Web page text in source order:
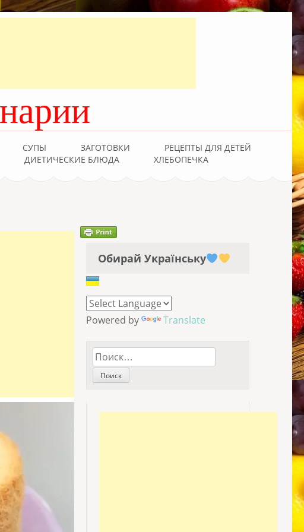
СУПЫ ЗАГОТОВКИ
РЕЦЕПТЫ ДЛЯ ДЕТЕЙ
ДИЕТИЧЕСКИЕ БЛЮДА ХЛЕБОПЕЧКА
Обирай Українську
Powered by Translate
Найти: